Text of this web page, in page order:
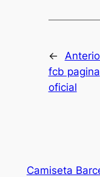
←
fcb pagina
oficial
Camiseta